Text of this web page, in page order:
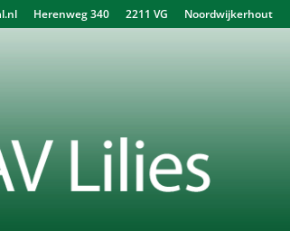
Herenweg 340 2211 VG Noordwijkerhout